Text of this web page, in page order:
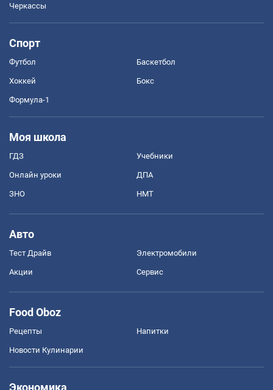
Черкассы
Спорт
Футбол Баскетбол
Хоккей Бокс
Формула-1
Моя школа
ГДЗ Учебники
Онлайн уроки ДПА
ЗНО НМТ
Авто
Тест Драйв Электромобили
Акции Сервис
Food Oboz
Рецепты Напитки
Новости Кулинарии
Экономика